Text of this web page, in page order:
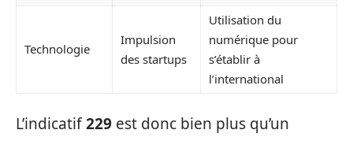
Technologie
Impulsion
des startups
Utilisation du
numérique pour
s’établir à
l’international
L’indicatif229 est donc bien plus qu’un